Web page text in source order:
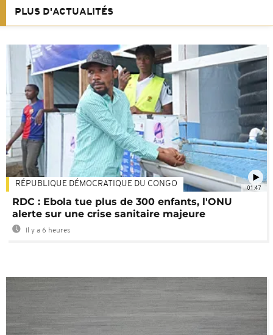
PLUS D'ACTUALITÉS
01:47
RÉPUBLIQUE DÉMOCRATIQUE DU CONGO
RDC : Ebola tue plus de 300 enfants, l'ONU
alerte sur une crise sanitaire majeure
Il y a 6 heures